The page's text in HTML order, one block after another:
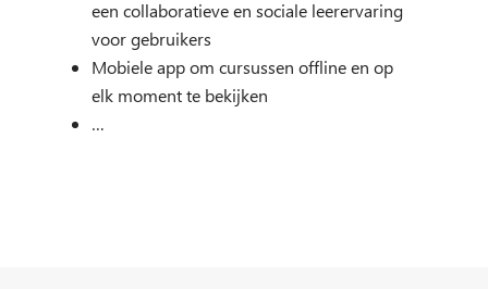
een collaboratieve en sociale leerervaring
voor gebruikers
Mobiele app om cursussen offline en op
elk moment te bekijken
…